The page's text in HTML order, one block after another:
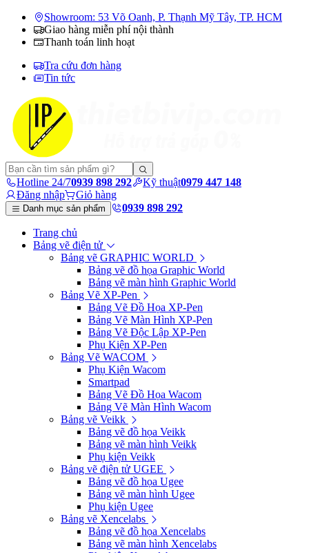
Showroom: 53 Võ Oanh, P. Thạnh Mỹ Tây, TP. HCM
Giao hàng miễn phí nội thành
Thanh toán linh hoạt
Tra cứu đơn hàng
Tin tức
Hotline 24/70939 898 292 Kỹ thuật0979 447 148
Đăng nhập
Giỏ hàng
Danh mục sản phẩm 0939 898 292
Trang chủ
Bảng vẽ điện tử
Bảng vẽ GRAPHIC WORLD
Bảng vẽ đồ họa Graphic World
Bảng vẽ màn hình Graphic World
Bảng Vẽ XP-Pen
Bảng Vẽ Đồ Họa XP-Pen
Bảng Vẽ Màn Hình XP-Pen
Bảng Vẽ Độc Lập XP-Pen
Phụ Kiện XP-Pen
Bảng Vẽ WACOM
Phụ Kiện Wacom
Smartpad
Bảng Vẽ Đồ Họa Wacom
Bảng Vẽ Màn Hình Wacom
Bảng vẽ Veikk
Bảng vẽ đồ họa Veikk
Bảng vẽ màn hình Veikk
Phụ kiện Veikk
Bảng vẽ điện tử UGEE
Bảng vẽ đồ họa Ugee
Bảng vẽ màn hình Ugee
Phụ kiện Ugee
Bảng vẽ Xencelabs
Bảng vẽ đồ họa Xencelabs
Bảng vẽ màn hình Xencelabs